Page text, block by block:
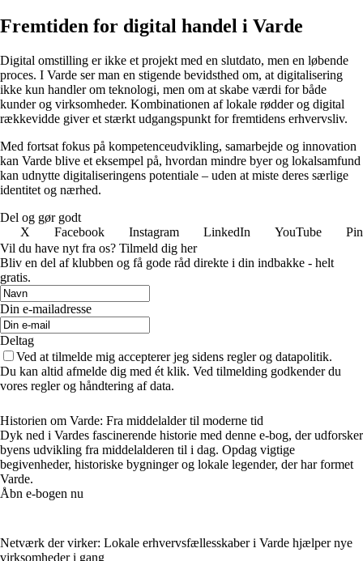
Fremtiden for digital handel i Varde
Digital omstilling er ikke et projekt med en slutdato, men en løbende
proces. I Varde ser man en stigende bevidsthed om, at digitalisering
ikke kun handler om teknologi, men om at skabe værdi for både
kunder og virksomheder. Kombinationen af lokale rødder og digital
rækkevidde giver et stærkt udgangspunkt for fremtidens erhvervsliv.
Med fortsat fokus på kompetenceudvikling, samarbejde og innovation
kan Varde blive et eksempel på, hvordan mindre byer og lokalsamfund
kan udnytte digitaliseringens potentiale – uden at miste deres særlige
identitet og nærhed.
Del og gør godt
X
Facebook Instagram LinkedIn YouTube
Vil du have nyt fra os? Tilmeld dig her
Bliv en del af klubben og få gode råd direkte i din indbakke - helt
gratis.
Din e-mailadresse
Deltag
Ved at tilmelde mig accepterer jeg sidens regler og datapolitik.
Du kan altid afmelde dig med ét klik. Ved tilmelding godkender du
vores regler og håndtering af data.
Historien om Varde: Fra middelalder til moderne tid
Dyk ned i Vardes fascinerende historie med denne e-bog, der udforsker
byens udvikling fra middelalderen til i dag. Opdag vigtige
begivenheder, historiske bygninger og lokale legender, der har formet
Varde.
Åbn e-bogen nu
Netværk der virker: Lokale erhvervsfællesskaber i Varde hjælper nye
virksomheder i gang